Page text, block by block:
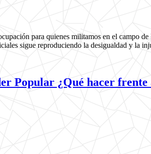
para quienes militamos en el campo
sigue reproduciendo la desigualdad y la
Popular ¿Qué hacer